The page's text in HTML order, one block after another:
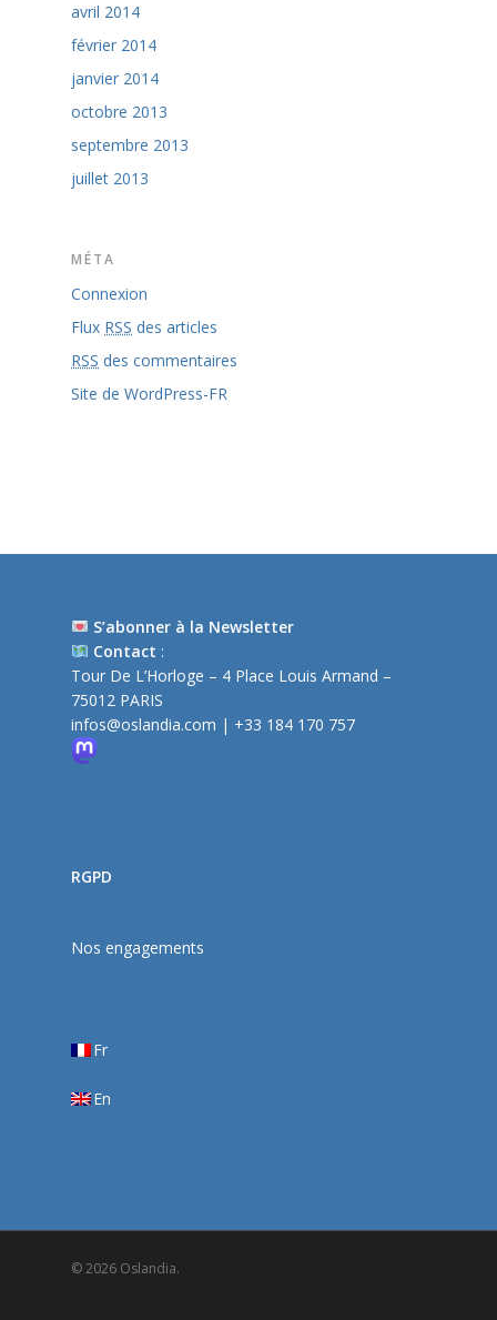
avril 2014
février 2014
janvier 2014
octobre 2013
septembre 2013
juillet 2013
MÉTA
Connexion
Flux RSS des articles
RSS des commentaires
Site de WordPress-FR
S’abonner à la Newsletter
Contact :
Tour De L’Horloge – 4 Place Louis Armand –
75012 PARIS
infos@oslandia.com | +33 184 170 757
RGPD
Nos engagements
Fr
En
© 2026 Oslandia.